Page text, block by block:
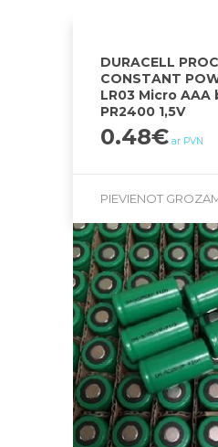
DURACELL
CONSTANT
LR03 Micro
PR2400 1,5V
0.48€ ar PVN
PIEVIENOT